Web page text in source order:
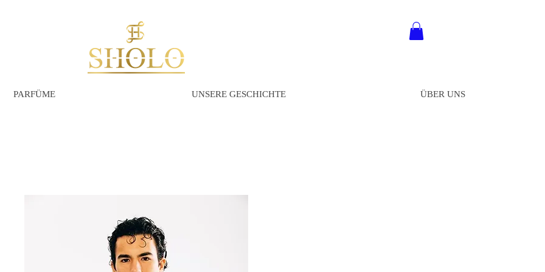
PARFÜME UNSERE GESCHICHTE ÜBER UNS